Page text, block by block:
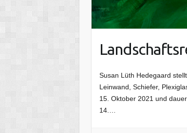
Susan Lüth Hedegaard
Leinwand, Schiefer,
15. Oktober 2021 und
14.…